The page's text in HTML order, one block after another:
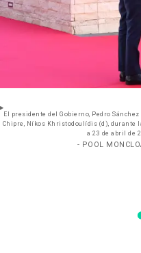
El presidente del Gobierno, Pedro
Chipre, Níkos Khristodoulídis (d), durante
a 23 de abril de
- POOL